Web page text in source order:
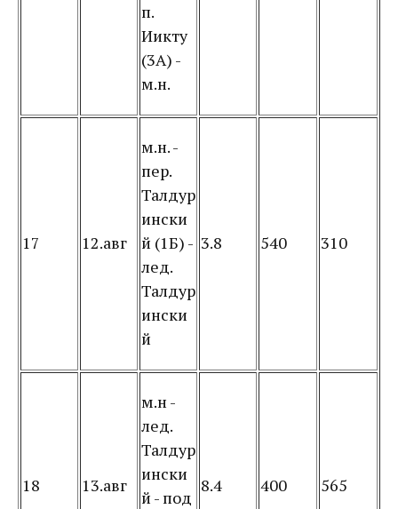
п.
Иикту
(3А) -
м.н.
17 12.авг
м.н. -
пер.
Талдур
ински
й (1Б) -
лед.
Талдур
ински
й
3.8 540 310
18 13.авг
м.н -
лед.
Талдур
ински
й - под
8.4 400 565